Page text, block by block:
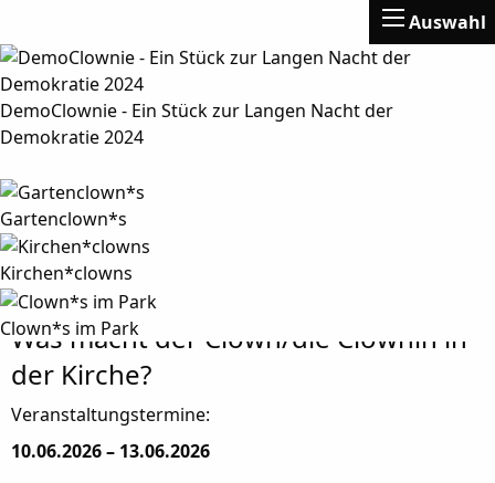
Auswahl
DemoClownie - Ein Stück zur Langen Nacht der
Demokratie 2024
Gartenclown*s
Kirchen*clowns
Clown*s im Park
Was macht der Clown/die Clownin in
der Kirche?
Veranstaltungstermine:
10.06.2026 – 13.06.2026